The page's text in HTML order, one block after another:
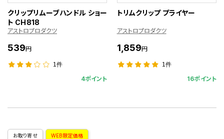
クリップリムーブハンドル ショー
ト CH818
アストロプロダクツ
539円
1件
4ポイント
トリムクリップ プライヤー
アストロプロダクツ
1,859円
1件
16ポイント
お取り寄せ WEB限定価格